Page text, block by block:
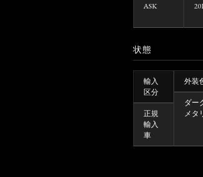
ASK
状態
輸入
区分
正規
輸入
車
外装
ダー
メタ